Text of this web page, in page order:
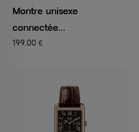
Montre unisexe
connectée...
199,00 €